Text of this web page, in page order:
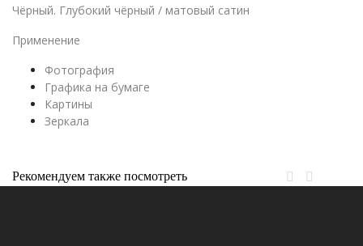
Чёрный. Глубокий чёрный / матовый сатин
Применение
Фотография
Графика на бумаге
Картины
Зеркала
Рекомендуем также посмотреть